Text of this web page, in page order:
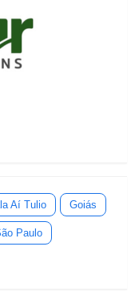
Aí Tulio Goiás
Paulo